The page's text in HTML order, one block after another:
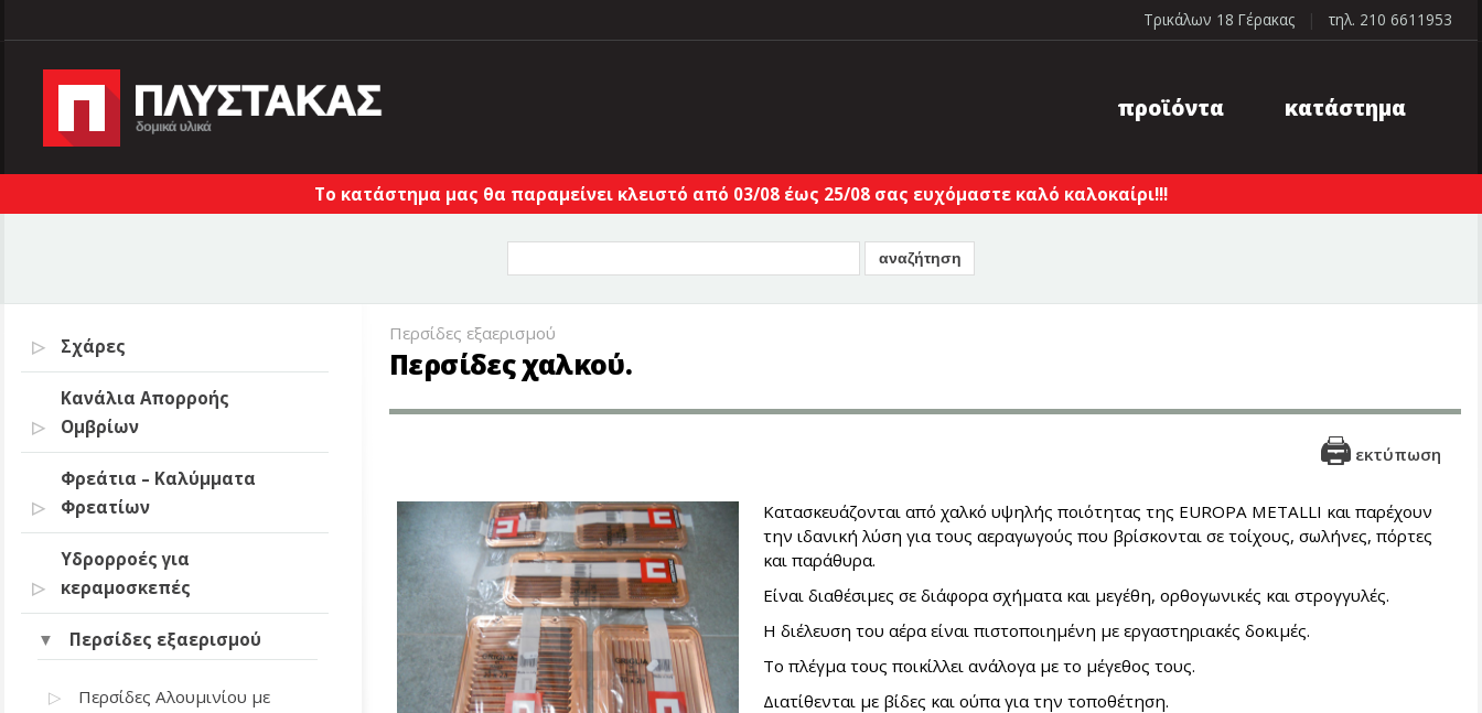
Τρικάλων 18 Γέρακας | τηλ. 210 6611953
προϊόντα κατάστημα
Το κατάστημα μας θα παραμείνει κλειστό από 03/08 έως 25/08 σας ευχόμαστε καλό καλοκαίρι!!!
Σχάρες
Κανάλια Απορροής
Ομβρίων
Φρεάτια – Καλύμματα
Φρεατίων
Υδρορροές για
κεραμοσκεπές
Περσίδες εξαερισμού
Περσίδες Αλουμινίου με
Περσίδες εξαερισμού
Περσίδες χαλκού.
εκτύπωση
Κατασκευάζονται από χαλκό υψηλής ποιότητας της EUROPA METALLI και παρέχουν
την ιδανική λύση για τους αεραγωγούς που βρίσκονται σε τοίχους, σωλήνες, πόρτες
και παράθυρα.
Είναι διαθέσιμες σε διάφορα σχήματα και μεγέθη, ορθογωνικές και στρογγυλές.
Η διέλευση του αέρα είναι πιστοποιημένη με εργαστηριακές δοκιμές.
Το πλέγμα τους ποικίλλει ανάλογα με το μέγεθος τους.
Διατίθενται με βίδες και ούπα για την τοποθέτηση.